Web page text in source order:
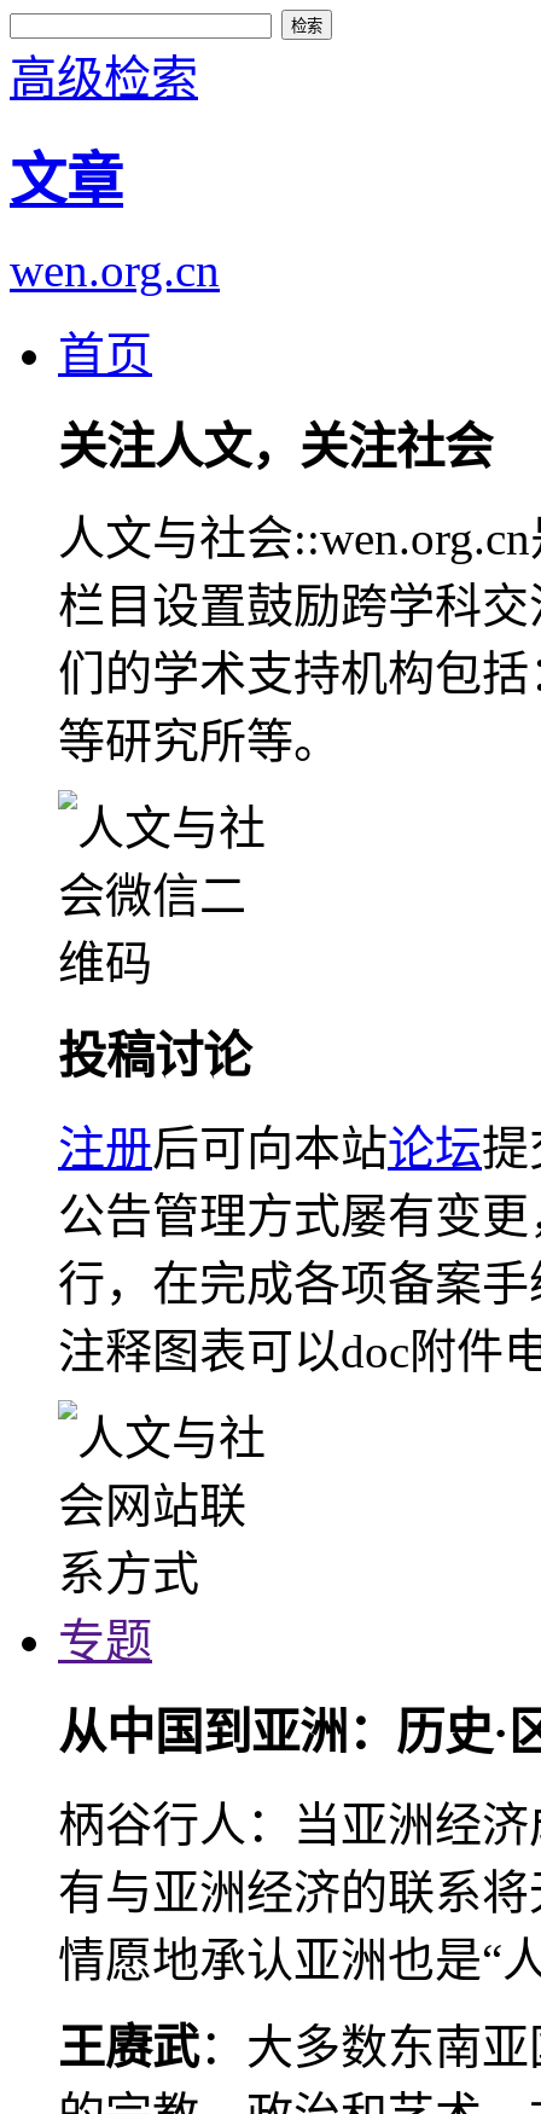
高级检索
文章
wen.org.cn
首页
关注人文，关注社会
人文与社会
栏目设置鼓励跨学科
们的学术支持机构包
等研究所等。
投稿讨论
注册后可向本站论坛提
公告管理方式屡有变
行，在完成各项备案
注释图表可以doc附件
专题
从中国到亚洲：历史·
柄谷行人：当亚洲经
有与亚洲经济的联系
情愿地承认亚洲也是“
王赓武：大多数东南